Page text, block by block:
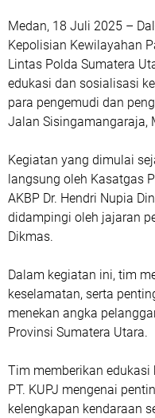
Medan, 18 Juli 2025 –
Kepolisian Kewilayahan
Lintas Polda Sumatera
edukasi dan sosialisasi
para pengemudi dan
Jalan Sisingamangaraja,
Kegiatan yang dimulai
langsung oleh Kasatgas
AKBP Dr. Hendri Nupia
didampingi oleh jajaran
Dikmas.
Dalam kegiatan ini, tim
keselamatan, serta
menekan angka
Provinsi Sumatera Utara.
Tim memberikan edukasi
PT. KUPJ mengenai
kelengkapan kendaraan